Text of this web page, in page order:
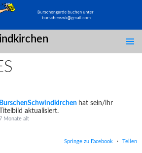
BurschenSchwindkirchen hat sein/ihr
Titelbild aktualisiert.
Monate alt
Springe zu Facebook · Teilen